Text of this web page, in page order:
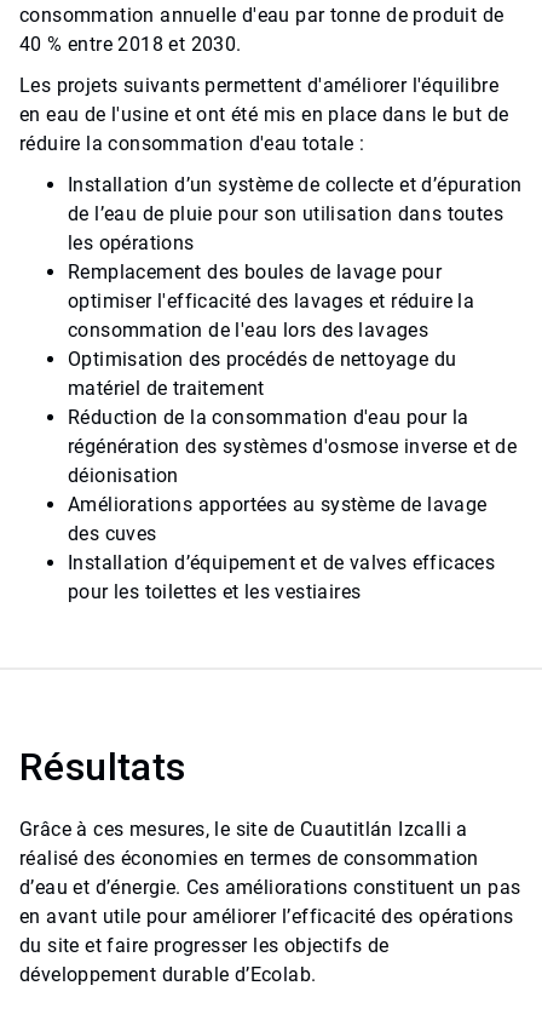
consommation annuelle d'eau par tonne de produit de
40 % entre 2018 et 2030.
Les projets suivants permettent d'améliorer l'équilibre
en eau de l'usine et ont été mis en place dans le but de
réduire la consommation d'eau totale :
Installation d’un système de collecte et d’épuration
de l’eau de pluie pour son utilisation dans toutes
les opérations
Remplacement des boules de lavage pour
optimiser l'efficacité des lavages et réduire la
consommation de l'eau lors des lavages
Optimisation des procédés de nettoyage du
matériel de traitement
Réduction de la consommation d'eau pour la
régénération des systèmes d'osmose inverse et de
déionisation
Améliorations apportées au système de lavage
des cuves
Installation d’équipement et de valves efficaces
pour les toilettes et les vestiaires
Résultats
Grâce à ces mesures, le site de Cuautitlán Izcalli a
réalisé des économies en termes de consommation
d’eau et d’énergie. Ces améliorations constituent un pas
en avant utile pour améliorer l’efficacité des opérations
du site et faire progresser les objectifs de
développement durable d’Ecolab.